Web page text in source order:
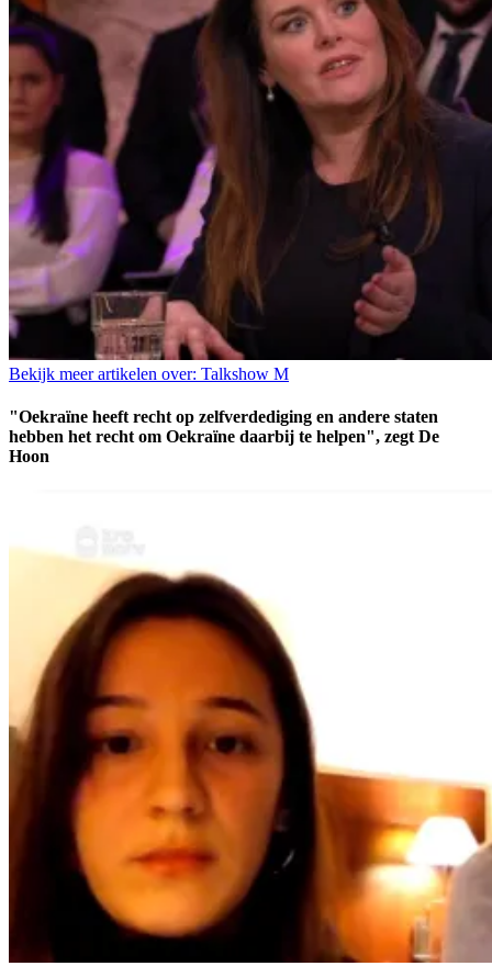
Bekijk meer artikelen over: Talkshow M
"Oekraïne heeft recht op zelfverdediging en andere staten
hebben het recht om Oekraïne daarbij te helpen", zegt De
Hoon